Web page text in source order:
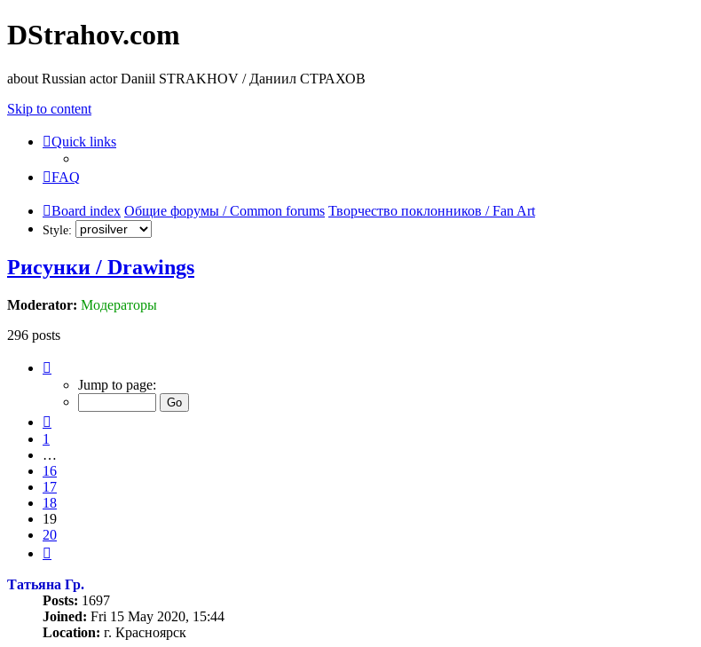
DStrahov.com
about Russian actor Daniil STRAKHOV / Даниил СТРАХОВ
Skip to content
Quick links
FAQ
Board index Общие форумы / Common forums Творчество поклонников / Fan Art
Style:
Рисунки / Drawings
Moderator: Модераторы
296 posts
19
Jump to page:
1
…
16
17
18
19
20
Татьяна Гр.
Posts: 1697
Joined: Fri 15 May 2020, 15:44
Location: г. Красноярск